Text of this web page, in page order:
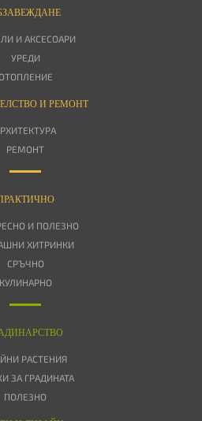
И АКСЕСОАРИ
УРЕДИ
И РЕМОНТ
РЕМОНТ
И ПОЛЕЗНО
ХИТРИНКИ
СРЪЧНО
КУЛИНАРНО
РАСТЕНИЯ
ЗА ГРАДИНАТА
ПОЛЕЗНО